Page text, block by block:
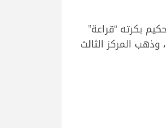
ألف ريال، بعدما اختارت لجنة التحكيم بكرته “قراعة”
حمد القحطاني على المركز الثاني حاصدة الوشاح والجائزة المالية وقدرها 150 ألف ريال، وذهب المركز الثالث